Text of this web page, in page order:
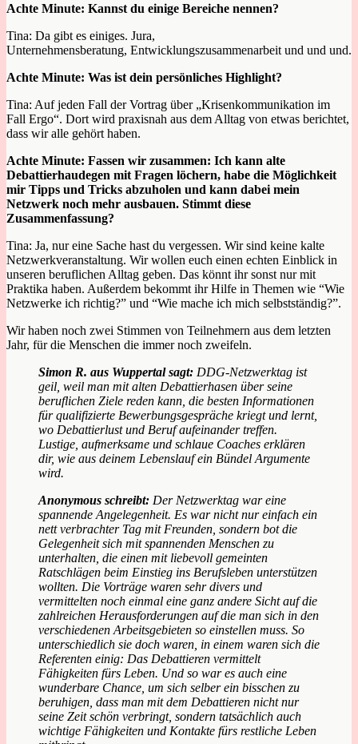
Achte Minute: Kannst du einige Bereiche nennen?
Tina: Da gibt es einiges. Jura,
Unternehmensberatung, Entwicklungszusammenarbeit und und und.
Achte Minute: Was ist dein persönliches Highlight?
Tina: Auf jeden Fall der Vortrag über „Krisenkommunikation im
Fall Ergo“. Dort wird praxisnah aus dem Alltag von etwas berichtet,
dass wir alle gehört haben.
Achte Minute: Fassen wir zusammen: Ich kann alte
Debattierhaudegen mit Fragen löchern, habe die Möglichkeit
mir Tipps und Tricks abzuholen und kann dabei mein
Netzwerk noch mehr ausbauen. Stimmt diese
Zusammenfassung?
Tina: Ja, nur eine Sache hast du vergessen. Wir sind keine kalte
Netzwerkveranstaltung. Wir wollen euch einen echten Einblick in
unseren beruflichen Alltag geben. Das könnt ihr sonst nur mit
Praktika haben. Außerdem bekommt ihr Hilfe in Themen wie “Wie
Netzwerke ich richtig?” und “Wie mache ich mich selbstständig?”.
Wir haben noch zwei Stimmen von Teilnehmern aus dem letzten
Jahr, für die Menschen die immer noch zweifeln.
Simon R. aus Wuppertal sagt: DDG-Netzwerktag ist
geil, weil man mit alten Debattierhasen über seine
beruflichen Ziele reden kann, die besten Informationen
für qualifizierte Bewerbungsgespräche kriegt und lernt,
wo Debattierlust und Beruf aufeinander treffen.
Lustige, aufmerksame und schlaue Coaches erklären
dir, wie aus deinem Lebenslauf ein Bündel Argumente
wird.
Anonymous schreibt: Der Netzwerktag war eine
spannende Angelegenheit. Es war nicht nur einfach ein
nett verbrachter Tag mit Freunden, sondern bot die
Gelegenheit sich mit spannenden Menschen zu
unterhalten, die einen mit liebevoll gemeinten
Ratschlägen beim Einstieg ins Berufsleben unterstützen
wollten. Die Vorträge waren sehr divers und
vermittelten noch einmal eine ganz andere Sicht auf die
zahlreichen Herausforderungen auf die man sich in den
verschiedenen Arbeitsgebieten so einstellen muss. So
unterschiedlich sie doch waren, in einem waren sich die
Referenten einig: Das Debattieren vermittelt
Fähigkeiten fürs Leben. Und so war es auch eine
wunderbare Chance, um sich selber ein bisschen zu
beruhigen, dass man mit dem Debattieren nicht nur
seine Zeit schön verbringt, sondern tatsächlich auch
wichtige Fähigkeiten und Kontakte fürs restliche Leben